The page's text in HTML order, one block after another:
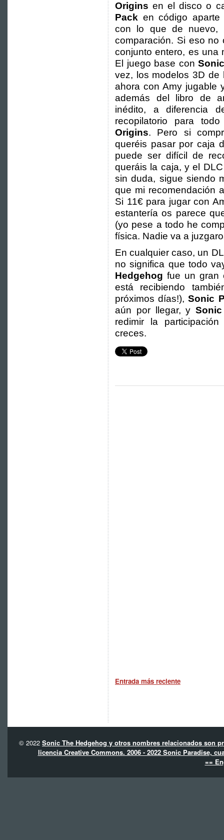
Originsen el disco o
Pack en código
con lo que de nuevo,
comparación. Si eso
conjunto entero, es una
El juego base con
vez, los modelos 3D de
ahora con Amy jugable
además del libro de
inédito, a diferencia
recopilatorio para
Origins. Pero si
queréis pasar por caja
puede ser difícil de
queráis la caja, y el
sin duda, sigue siendo
que mi recomendación
Si 11€ para jugar con
estantería os parece
(yo pese a todo he
física. Nadie va a
En cualquier caso, un
no significa que todo
Hedgehog fue un gran
está recibiendo
próximos días!),Sonic
aún por llegar, y
redimir la
creces.
Entrada más reciente
© 2022 Sonic The Hedgehog y otros nombres relacionados son
licencia Creative Commons. 2006 - 2022 Sonic Paradise,
==